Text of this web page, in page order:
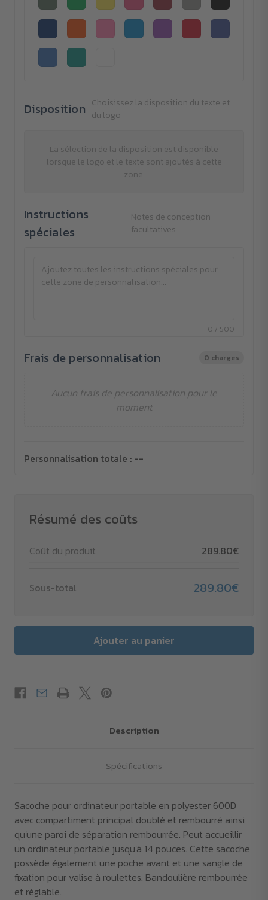
Disposition Choisissez la disposition du texte et
du logo
La sélection de la disposition est disponible
lorsque le logo et le texte sont ajoutés à cette
zone.
Instructions
spéciales
Notes de conception
facultatives
0 / 500
Frais de personnalisation 0 charges
Aucun frais de personnalisation pour le
moment
Personnalisation totale : --
Résumé des coûts
Coût du produit 289.80€
Sous-total 289.80€
Description
Spécifications
Sacoche pour ordinateur portable en polyester 600D
avec compartiment principal doublé et rembourré ainsi
qu'une paroi de séparation rembourrée. Peut accueillir
un ordinateur portable jusqu'à 14 pouces. Cette sacoche
possède également une poche avant et une sangle de
fixation pour valise à roulettes. Bandoulière rembourrée
et réglable.